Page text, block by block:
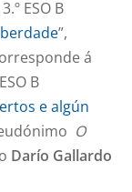
ESO B
”,
á
B
e algún
O
Darío Gallardo